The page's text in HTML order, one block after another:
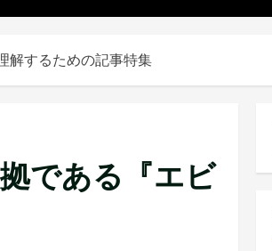
解するための記事特集
である『エビ